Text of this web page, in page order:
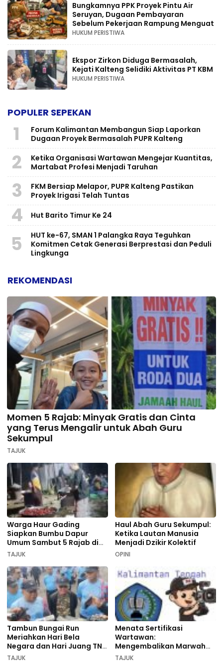
Bungkamnya PPK Proyek Pintu Air
Seruyan, Dugaan Pembayaran
Sebelum Pekerjaan Rampung Menguat
HUKUM PERISTIWA
Ekspor Zirkon Diduga Bermasalah,
Kejati Kalteng Selidiki Aktivitas PT KBM
HUKUM PERISTIWA
POPULER SEPEKAN
1
Forum Kalimantan Membangun Siap Laporkan
Dugaan Proyek Bermasalah PUPR Kalteng
2
Ketika Organisasi Wartawan Mengejar Kuantitas,
Martabat Profesi Menjadi Taruhan
3
FKM Bersiap Melapor, PUPR Kalteng Pastikan
Proyek Irigasi Telah Tuntas
4 Hut Barito Timur Ke 24
5
HUT ke-67, SMAN 1 Palangka Raya Teguhkan
Komitmen Cetak Generasi Berprestasi dan Peduli
Lingkunga
REKOMENDASI
Momen 5 Rajab: Minyak Gratis dan Cinta
yang Terus Mengalir untuk Abah Guru
Sekumpul
TAJUK
Warga Haur Gading
Siapkan Bumbu Dapur
Umum Sambut 5 Rajab di
Sekumpul
TAJUK
Haul Abah Guru Sekumpul:
Ketika Lautan Manusia
Menjadi Dzikir Kolektif
OPINI
Tambun Bungai Run
Meriahkan Hari Bela
Negara dan Hari Juang TNI
AD di Palangka Raya
TAJUK
Menata Sertifikasi
Wartawan:
Mengembalikan Marwah
Pers dan Keadilan
TAJUK